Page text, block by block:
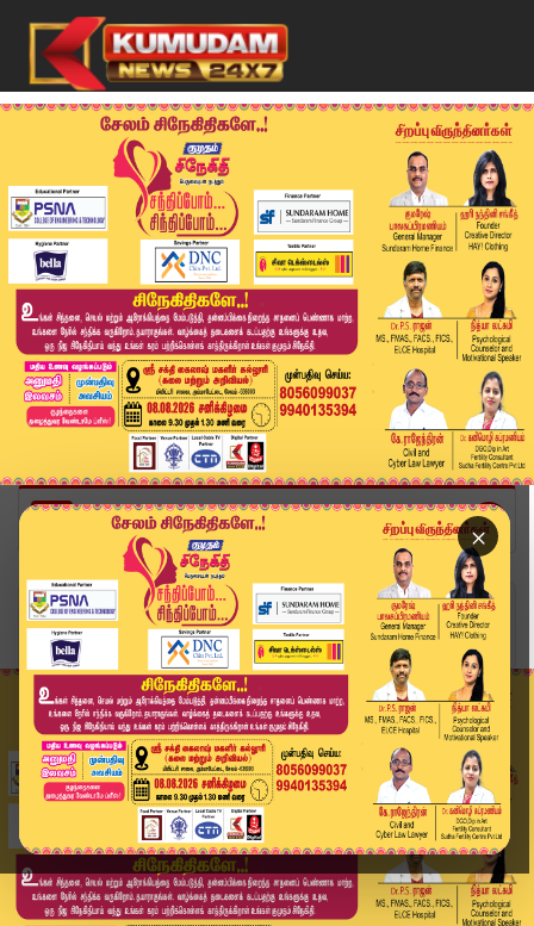
×
Home
தமிழ்நாடு
கணிசமாக குறைந்த தங்கம் விலை.. நகை பிரியர்கள் நி...